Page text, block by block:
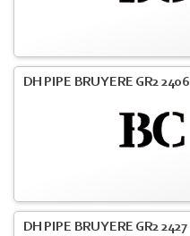
DH PIPE BRUYERE GR2 2406
DH PIPE BRUYERE GR2 2427